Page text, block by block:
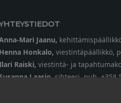
Mari Jaanu,
Henna Honkalo, viestintäpäällikkö,
Raiski, viestintä- ja
Laasio, sihteeri,puh. +358